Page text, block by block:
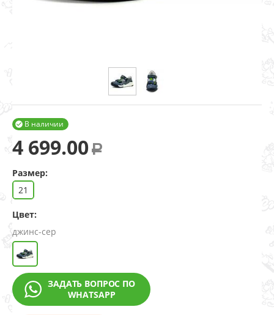
В наличии

4 699.00 Р
Размер:
21
Цвет:
джинс-сер
ЗАДАТЬ ВОПРОС ПО
WHATSAPP